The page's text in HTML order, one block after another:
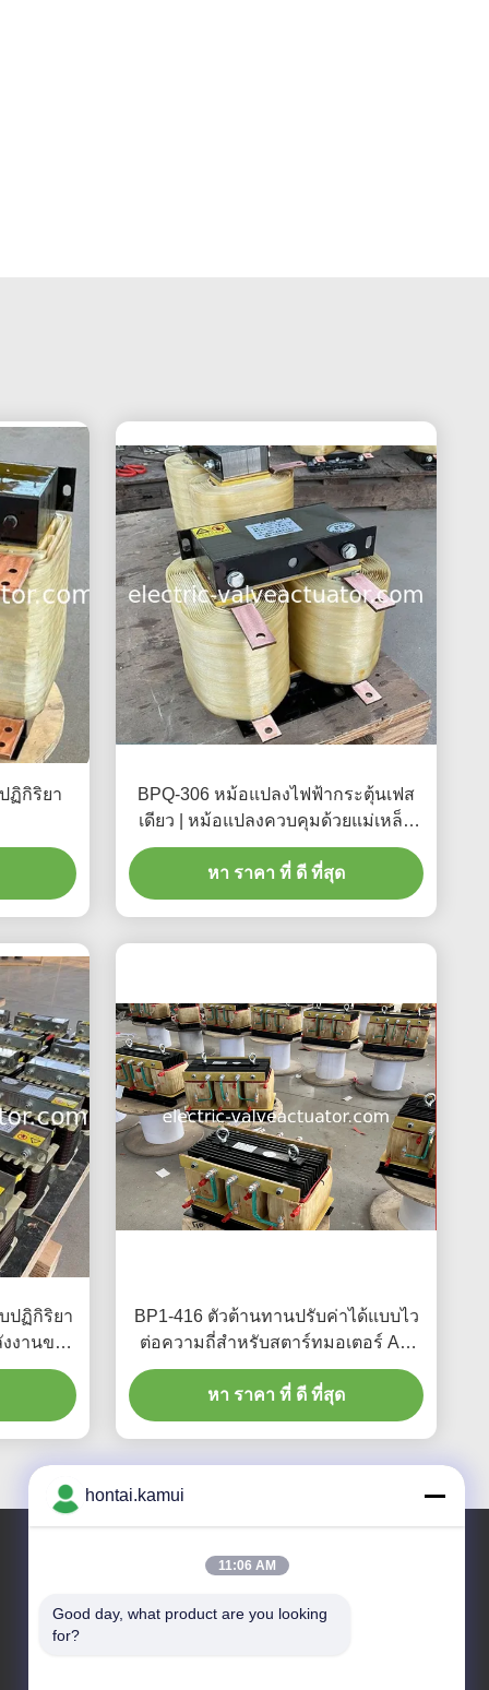
ฏิกิริยา
BPQ-306 หม้อแปลงไฟฟ้ากระตุ้นเฟส
เดียว | หม้อแปลงควบคุมด้วยแม่เหล็ก
สำหรับระบบไฟฟ้า
หา ราคา ที่ ดี ที่สุด
ปฏิกิริยา
งานของ
BP1-416 ตัวต้านทานปรับค่าได้แบบไว
ต่อความถี่สำหรับสตาร์ทมอเตอร์ AC
แบบ 3 เฟส
หา ราคา ที่ ดี ที่สุด
ที่อยู่ของเรา
ที่อยู่บริษัท
hontai.kamui
11:06 AM
Good day, what product are you looking
for?